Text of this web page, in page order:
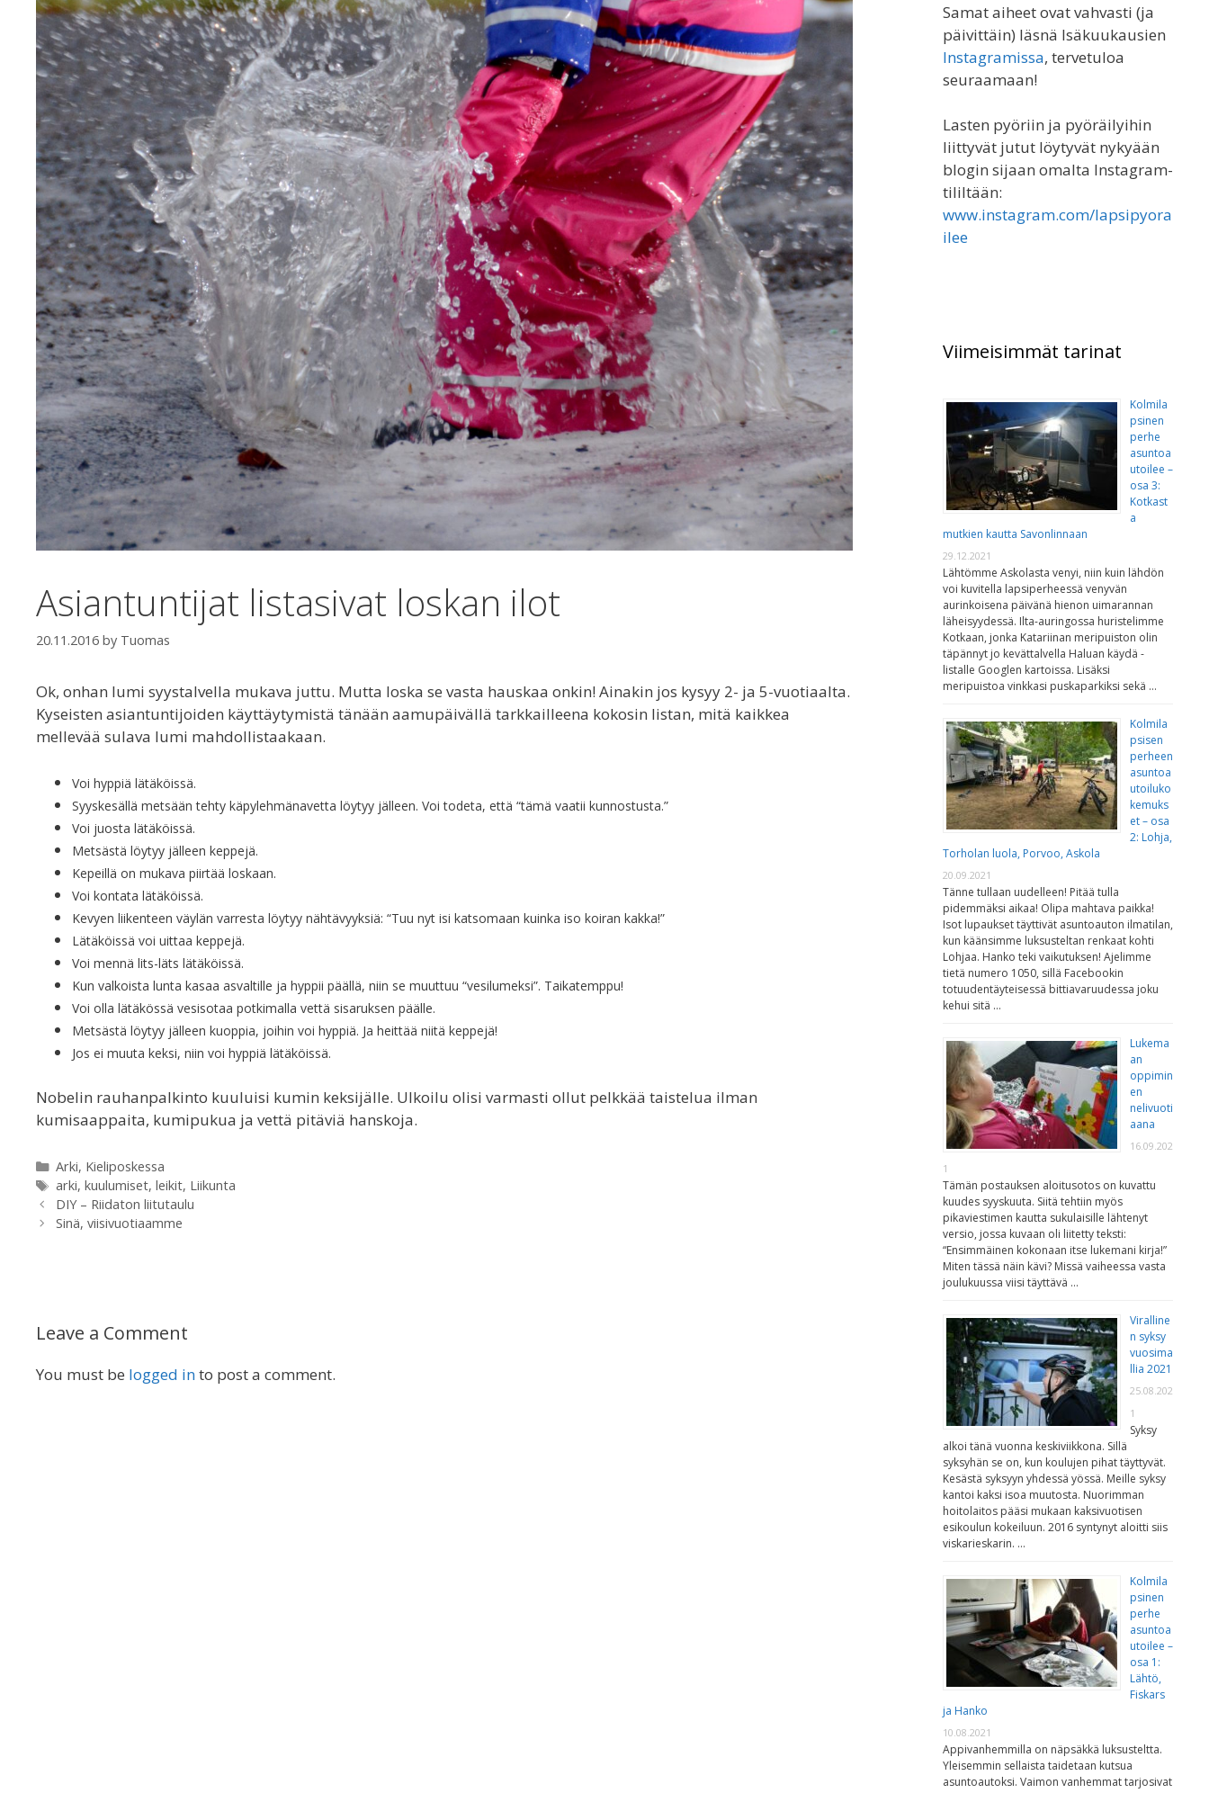
Asiantuntijat listasivat loskan ilot
20.11.2016 by Tuomas
Ok, onhan lumi syystalvella mukava juttu. Mutta loska se vasta hauskaa onkin! Ainakin jos kysyy 2- ja 5-vuotiaalta.
Kyseisten asiantuntijoiden käyttäytymistä tänään aamupäivällä tarkkailleena kokosin listan, mitä kaikkea
mellevää sulava lumi mahdollistaakaan.
Voi hyppiä lätäköissä.
Syyskesällä metsään tehty käpylehmänavetta löytyy jälleen. Voi todeta, että “tämä vaatii kunnostusta.”
Voi juosta lätäköissä.
Metsästä löytyy jälleen keppejä.
Kepeillä on mukava piirtää loskaan.
Voi kontata lätäköissä.
Kevyen liikenteen väylän varresta löytyy nähtävyyksiä: “Tuu nyt isi katsomaan kuinka iso koiran kakka!”
Lätäköissä voi uittaa keppejä.
Voi mennä lits-läts lätäköissä.
Kun valkoista lunta kasaa asvaltille ja hyppii päällä, niin se muuttuu “vesilumeksi”. Taikatemppu!
Voi olla lätäkössä vesisotaa potkimalla vettä sisaruksen päälle.
Metsästä löytyy jälleen kuoppia, joihin voi hyppiä. Ja heittää niitä keppejä!
Jos ei muuta keksi, niin voi hyppiä lätäköissä.
Nobelin rauhanpalkinto kuuluisi kumin keksijälle. Ulkoilu olisi varmasti ollut pelkkää taistelua ilman
kumisaappaita, kumipukua ja vettä pitäviä hanskoja.
Categories
Arki, Kieliposkessa
Tags
arki, kuulumiset, leikit, Liikunta
DIY – Riidaton liitutaulu
Sinä, viisivuotiaamme
Leave a Comment
You must be logged into post a comment.
Samat aiheet ovat vahvasti (ja
päivittäin) läsnä Isäkuukausien
Instagramissa, tervetuloa
seuraamaan!
Lasten pyöriin ja pyöräilyihin
liittyvät jutut löytyvät nykyään
blogin sijaan omalta Instagram-
tililtään:
www.instagram.com/lapsipyora
ilee
Viimeisimmät tarinat
Kolmila
psinen
perhe
asuntoa
utoilee –
osa 3:
Kotkast
a
mutkien kautta Savonlinnaan
29.12.2021
Lähtömme Askolasta venyi, niin kuin lähdön
voi kuvitella lapsiperheessä venyvän
aurinkoisena päivänä hienon uimarannan
läheisyydessä. Ilta-auringossa huristelimme
Kotkaan, jonka Katariinan meripuiston olin
täpännyt jo kevättalvella Haluan käydä -
listalle Googlen kartoissa. Lisäksi
meripuistoa vinkkasi puskaparkiksi sekä …
Kolmila
psisen
perheen
asuntoa
utoiluko
kemuks
et – osa
2: Lohja,
Torholan luola, Porvoo, Askola
20.09.2021
Tänne tullaan uudelleen! Pitää tulla
pidemmäksi aikaa! Olipa mahtava paikka!
Isot lupaukset täyttivät asuntoauton ilmatilan,
kun käänsimme luksusteltan renkaat kohti
Lohjaa. Hanko teki vaikutuksen! Ajelimme
tietä numero 1050, sillä Facebookin
totuudentäyteisessä bittiavaruudessa joku
kehui sitä …
Lukema
an
oppimin
en
nelivuoti
aana
16.09.202
1
Tämän postauksen aloitusotos on kuvattu
kuudes syyskuuta. Siitä tehtiin myös
pikaviestimen kautta sukulaisille lähtenyt
versio, jossa kuvaan oli liitetty teksti:
“Ensimmäinen kokonaan itse lukemani kirja!”
Miten tässä näin kävi? Missä vaiheessa vasta
joulukuussa viisi täyttävä …
Viralline
n syksy
vuosima
llia 2021
25.08.202
1
Syksy
alkoi tänä vuonna keskiviikkona. Sillä
syksyhän se on, kun koulujen pihat täyttyvät.
Kesästä syksyyn yhdessä yössä. Meille syksy
kantoi kaksi isoa muutosta. Nuorimman
hoitolaitos pääsi mukaan kaksivuotisen
esikoulun kokeiluun. 2016 syntynyt aloitti siis
viskarieskarin. …
Kolmila
psinen
perhe
asuntoa
utoilee –
osa 1:
Lähtö,
Fiskars
ja Hanko
10.08.2021
Appivanhemmilla on näpsäkkä luksusteltta.
Yleisemmin sellaista taidetaan kutsua
asuntoautoksi. Vaimon vanhemmat tarjosivat